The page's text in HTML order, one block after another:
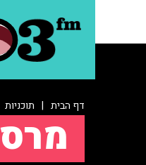
דף הבית | תוכניות